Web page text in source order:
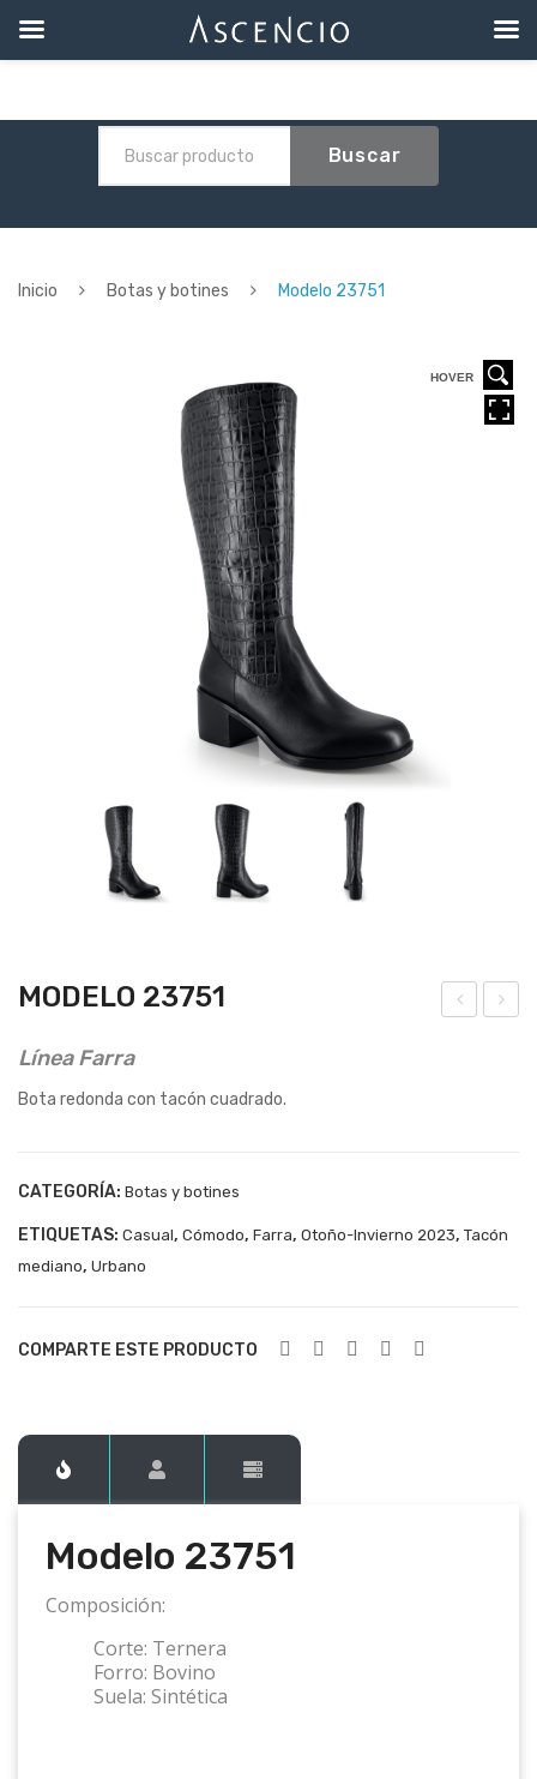
Buscar
Inicio Botas y botines Modelo 23751
HOVER
HOVER
HOVER
MODELO 23751
Línea Farra
Bota redonda con tacón cuadrado.
CATEGORÍA: Botas y botines
ETIQUETAS: Casual, Cómodo, Farra, Otoño-Invierno 2023, Tacón
mediano, Urbano
COMPARTE ESTE PRODUCTO
Modelo 23751
Composición:
Corte: Ternera
Forro: Bovino
Suela: Sintética